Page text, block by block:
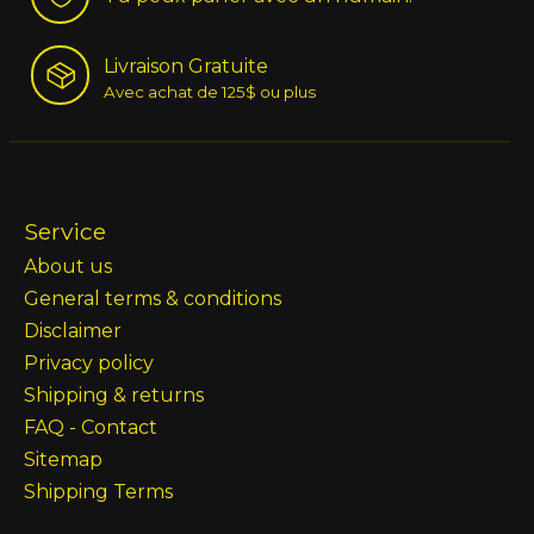
Livraison Gratuite
Avec achat de 125$ ou plus
Service
About us
General terms & conditions
Disclaimer
Privacy policy
Shipping & returns
FAQ - Contact
Sitemap
Shipping Terms